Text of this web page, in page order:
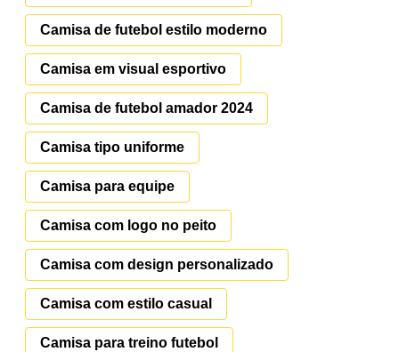
Camisa de futebol estilo moderno
Camisa em visual esportivo
Camisa de futebol amador 2024
Camisa tipo uniforme
Camisa para equipe
Camisa com logo no peito
Camisa com design personalizado
Camisa com estilo casual
Camisa para treino futebol